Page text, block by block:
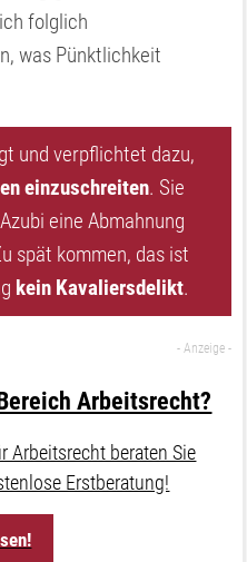
folglich
was Pünktlichkeit
und verpflichtet dazu,
einzuschreiten. Sie
eine Abmahnung
spät kommen, das ist
kein Kavaliersdelikt.
Arbeitsrecht?
Arbeitsrecht beraten Sie
Erstberatung!